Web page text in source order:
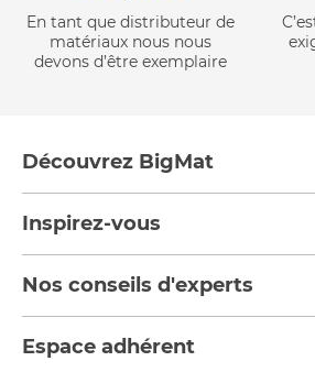
En tant que distributeur de
matériaux nous nous
devons d’être exemplaire
Découvrez BigMat
Nous rejoindre
Devenez adhérent
Les services BigMat
Inspirez-vous
Par pièces
Nos catalogues
Nos conseils d'experts
Espace adhérent